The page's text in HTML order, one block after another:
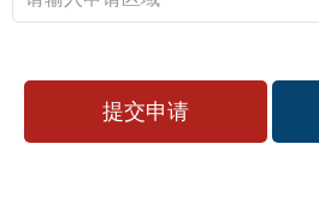
提交申请